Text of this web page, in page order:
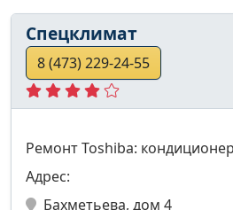
Спецклимат
8 (473) 229-24-55
Ремонт Toshiba:
Адрес:
Бахметьева, дом 4